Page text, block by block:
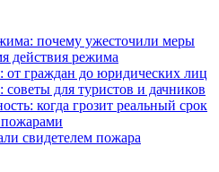
почему ужесточили меры
действия режима
граждан до юридических лиц
для туристов и дачников
когда грозит реальный срок
свидетелем пожара